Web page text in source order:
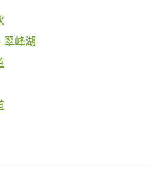
翠峰湖